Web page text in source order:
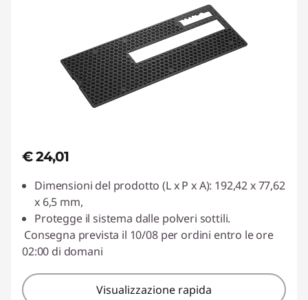
€ 24,01
Dimensioni del prodotto (L x P x A): 192,42 x 77,62
x 6,5 mm,
Protegge il sistema dalle polveri sottili.
Consegna prevista il 10/08 per ordini entro le ore
02:00 di domani
Visualizzazione rapida